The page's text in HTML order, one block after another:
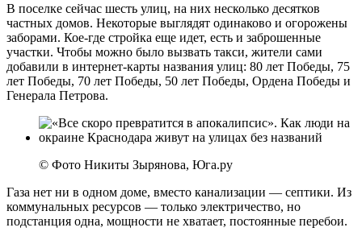
В поселке сейчас шесть улиц, на них несколько десятков
частных домов. Некоторые выглядят одинаково и огорожены
заборами. Кое-где стройка еще идет, есть и заброшенные
участки. Чтобы можно было вызвать такси, жители сами
добавили в интернет-карты названия улиц: 80 лет Победы, 75
лет Победы, 70 лет Победы, 50 лет Победы, Ордена Победы и
Генерала Петрова.
© Фото Никиты Зырянова, Юга.ру
Газа нет ни в одном доме, вместо канализации — септики. Из
коммунальных ресурсов — только электричество, но
подстанция одна, мощности не хватает, постоянные перебои.